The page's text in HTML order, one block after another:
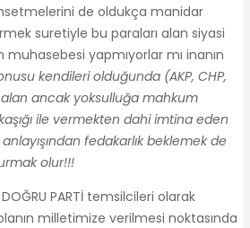
de oldukça manidar
suretiyle bu paraları alan siyasi
yapmıyorlar mı inanın
kendileri olduğunda (AKP, CHP,
alan ancak yoksulluğa mahkum
ile vermekten dahi imtina eden
fedakarlık beklemek de
olur!!!
PARTİ temsilcileri olarak
milletimize verilmesi noktasında